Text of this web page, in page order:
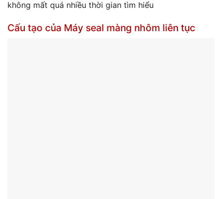
không mất quá nhiều thời gian tìm hiểu
Cấu tạo của Máy seal màng nhôm liên tục